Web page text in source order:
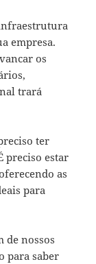
empresa.
os
trará
ter
preciso estar
as
para
de nossos
para saber